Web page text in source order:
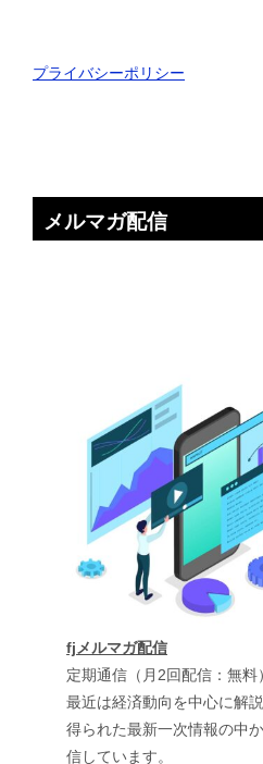
プライバシーポリシー
メルマガ配信
fjメルマガ配信
定期通信（月2回配信：無料
最近は経済動向を中心に解
得られた最新一次情報の中
信しています。